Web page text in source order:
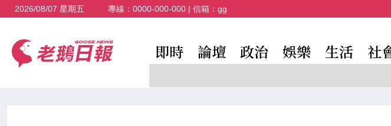
2026/08/07 星期五 專線： 0000-000-000 | 信箱： gg
即時 論壇 政治 娛樂 生活 社